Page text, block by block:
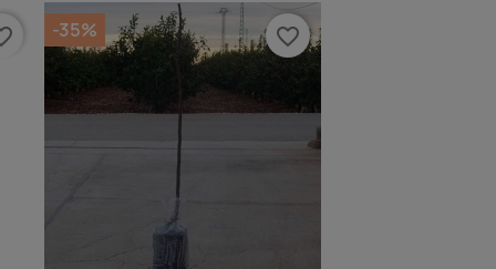
-35% favorite_border